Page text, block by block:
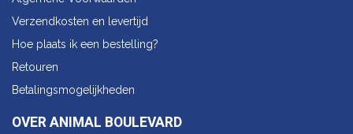
Verzendkosten en levertijd
Hoe plaats ik een bestelling?
Retouren
Betalingsmogelijkheden
OVER ANIMAL BOULEVARD